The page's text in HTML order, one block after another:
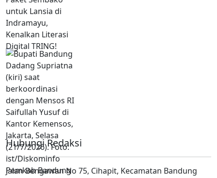
Hubungi Redaksi
Jalan Bengawan No 75, Cihapit, Kecamatan Bandung